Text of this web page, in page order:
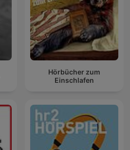
Hörbücher zum
Einschlafen